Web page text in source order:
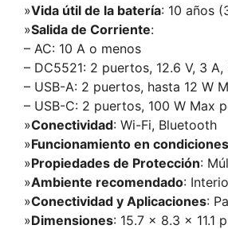
»Vida útil de la batería: 10 años
»Salida de Corriente:
– AC: 10 A o menos
– DC5521: 2 puertos, 12.6 V, 3
– USB-A: 2 puertos, hasta 12 W
– USB-C: 2 puertos, 100 W Max
»Conectividad: Wi-Fi, Bluetooth
»Funcionamiento en condiciones
»Propiedades de Protección:
»Ambiente recomendado:
»Conectividad y Aplicaciones:
»Dimensiones: 15.7 x 8.3 x 11.1